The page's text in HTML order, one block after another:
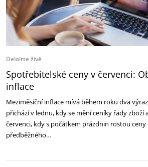
Deloitte živě
Spotřebitelské ceny v červenci:
inflace
Meziměsíční inflace mívá během roku dva
přichází v lednu, kdy se mění ceníky řady zboží
červenci, kdy s počátkem prázdnin rostou ceny
předběžného…